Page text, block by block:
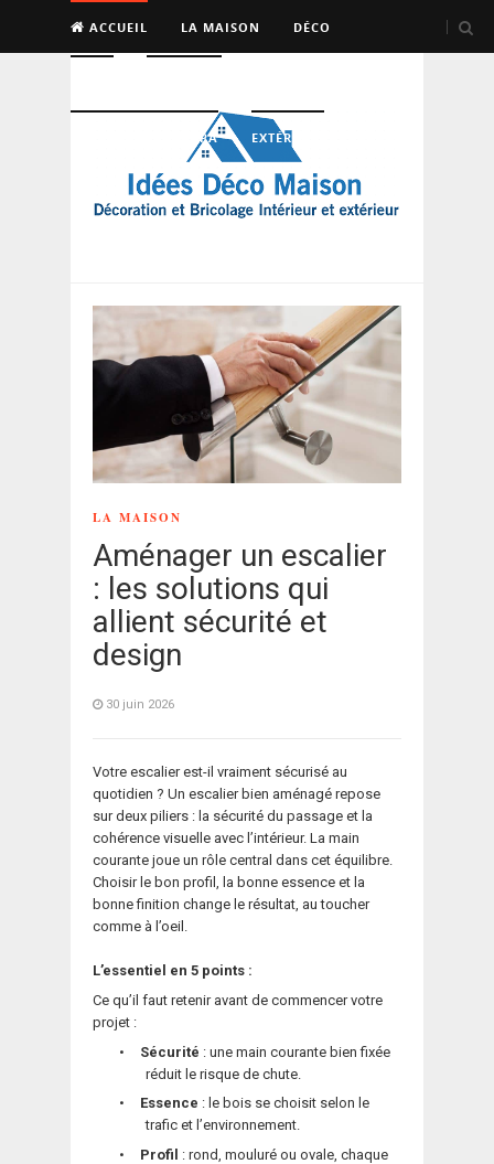
ACCUEIL LA MAISON DÉCO
PISCINE, SAUNA, SPA EXTÉRIEUR
LA MAISON
Aménager un escalier
: les solutions qui
allient sécurité et
design
30 juin 2026
Votre escalier est-il vraiment sécurisé au
quotidien ? Un escalier bien aménagé repose
sur deux piliers : la sécurité du passage et la
cohérence visuelle avec l’intérieur. La main
courante joue un rôle central dans cet équilibre.
Choisir le bon profil, la bonne essence et la
bonne finition change le résultat, au toucher
comme à l’oeil.
L’essentiel en 5 points :
Ce qu’il faut retenir avant de commencer votre
projet :
•
Sécurité : une main courante bien fixée
réduit le risque de chute.
•
Essence : le bois se choisit selon le
trafic et l’environnement.
•
Profil : rond, mouluré ou ovale, chaque